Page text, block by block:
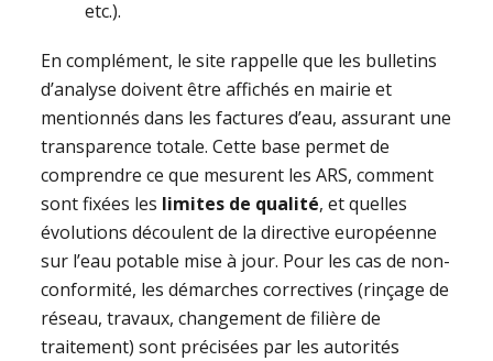
etc.).
En complément, le site rappelle que les bulletins
d’analyse doivent être affichés en mairie et
mentionnés dans les factures d’eau, assurant une
transparence totale. Cette base permet de
comprendre ce que mesurent les ARS, comment
sont fixées les limites de qualité, et quelles
évolutions découlent de la directive européenne
sur l’eau potable mise à jour. Pour les cas de non-
conformité, les démarches correctives (rinçage de
réseau, travaux, changement de filière de
traitement) sont précisées par les autorités